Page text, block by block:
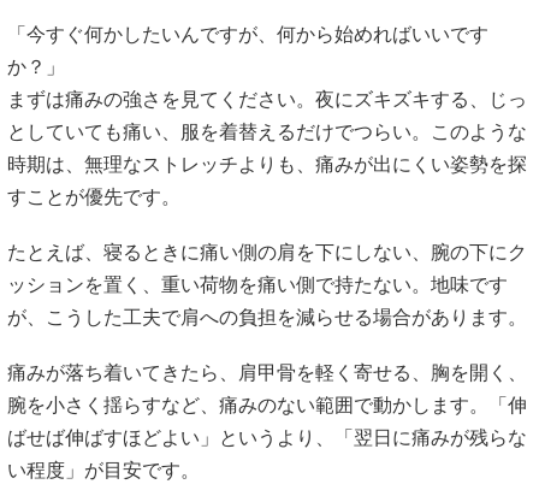
「今すぐ何かしたいんですが、何から始めればいいです
か？」
まずは痛みの強さを見てください。夜にズキズキする、じっ
としていても痛い、服を着替えるだけでつらい。このような
時期は、無理なストレッチよりも、痛みが出にくい姿勢を探
すことが優先です。
たとえば、寝るときに痛い側の肩を下にしない、腕の下にク
ッションを置く、重い荷物を痛い側で持たない。地味です
が、こうした工夫で肩への負担を減らせる場合があります。
痛みが落ち着いてきたら、肩甲骨を軽く寄せる、胸を開く、
腕を小さく揺らすなど、痛みのない範囲で動かします。「伸
ばせば伸ばすほどよい」というより、「翌日に痛みが残らな
い程度」が目安です。